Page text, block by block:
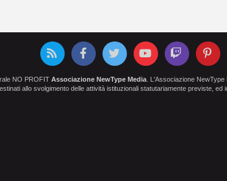
NO PROFIT Associazione NewType Media. L'Associazione NewType
allo svolgimento delle attività istituzionali statutariamente previste,